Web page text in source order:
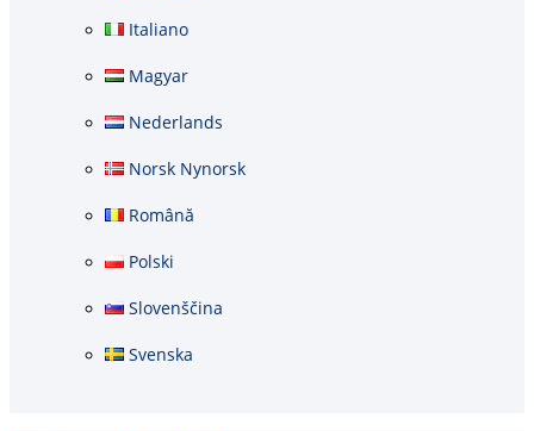
Italiano
Magyar
Nederlands
Norsk Nynorsk
Română
Polski
Slovenščina
Svenska